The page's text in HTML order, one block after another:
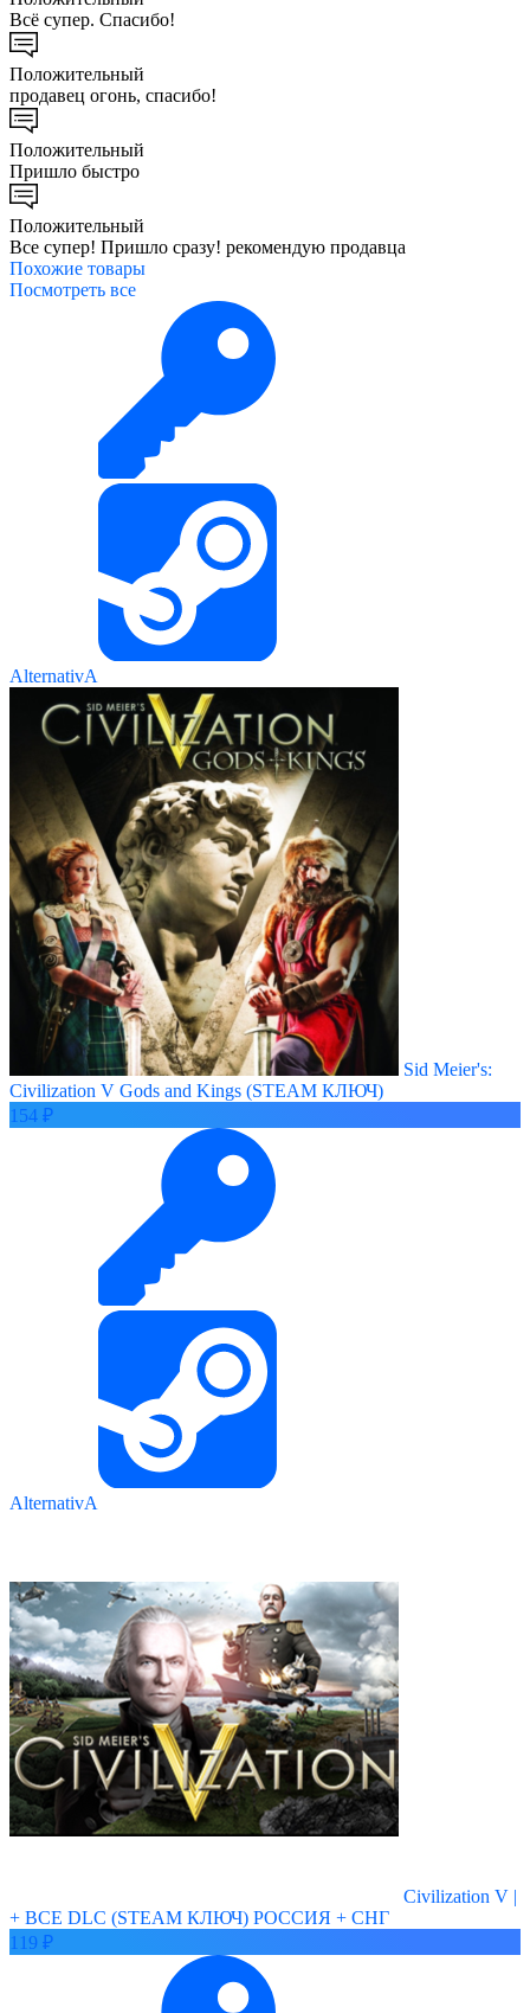
Всё супер. Спасибо!
Положительный
продавец огонь, спасибо!
Положительный
Пришло быстро
Положительный
Все супер! Пришло сразу! рекомендую продавца
Похожие товары
Посмотреть все
AlternativA
Sid Meier's:
Civilization V Gods and Kings (STEAM КЛЮЧ)
154 ₽
AlternativA
Civilization V |
+ ВСЕ DLC (STEAM КЛЮЧ) РОССИЯ + СНГ
119 ₽